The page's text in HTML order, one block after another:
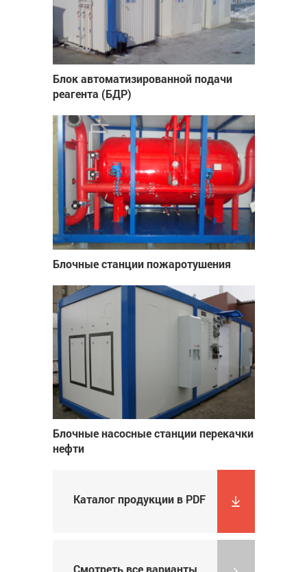
Блок автоматизированной подачи
реагента (БДР)
Блочные станции пожаротушения
Блочные насосные станции перекачки
нефти
Каталог продукции в PDF
Смотреть все варианты